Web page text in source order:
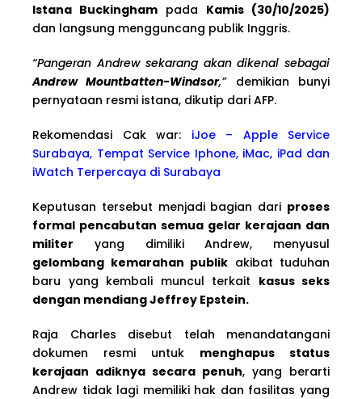
Istana Buckingham pada Kamis (30/10/2025)
dan langsung mengguncang publik Inggris.
“Pangeran Andrew sekarang akan dikenal sebagai
Andrew Mountbatten-Windsor,”demikian bunyi
pernyataan resmi istana, dikutip dari AFP.
Rekomendasi Cak war: iJoe – Apple Service
Surabaya, Tempat Service Iphone, iMac, iPad dan
iWatch Terpercaya di Surabaya
Keputusan tersebut menjadi bagian dari proses
formal pencabutan semua gelar kerajaan dan
militer yang dimiliki Andrew, menyusul
gelombang kemarahan publik akibat tuduhan
baru yang kembali muncul terkait kasus seks
dengan mendiang Jeffrey Epstein.
Raja Charles disebut telah menandatangani
dokumen resmi untuk menghapus status
kerajaan adiknya secara penuh, yang berarti
Andrew tidak lagi memiliki hak dan fasilitas yang